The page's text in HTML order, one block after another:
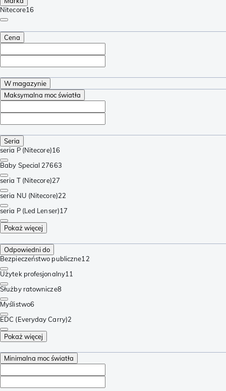
Nitecore16
Cena
W magazynie
Maksymalna moc światła
Seria
seria P (Nitecore)16
Baby Special 27663
seria T (Nitecore)27
seria NU (Nitecore)22
seria P (Led Lenser)17
Pokaż więcej
Odpowiedni do
Bezpieczeństwo publiczne12
Użytek profesjonalny11
Służby ratownicze8
Myślistwo6
EDC (Everyday Carry)2
Pokaż więcej
Minimalna moc światła